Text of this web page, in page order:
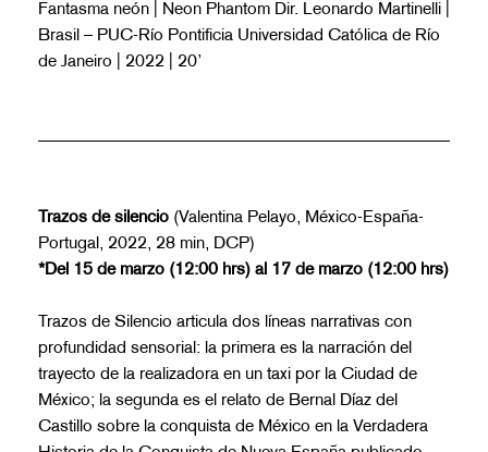
Fantasma neón | Neon Phantom Dir. Leonardo Martinelli |
Brasil – PUC-Río Pontificia Universidad Católica de Río
de Janeiro | 2022 | 20’
Trazos de silencio (Valentina Pelayo, México-España-
Portugal, 2022, 28 min, DCP)
*Del 15 de marzo (12:00 hrs) al 17 de marzo (12:00 hrs)
Trazos de Silencio articula dos líneas narrativas con
profundidad sensorial: la primera es la narración del
trayecto de la realizadora en un taxi por la Ciudad de
México; la segunda es el relato de Bernal Díaz del
Castillo sobre la conquista de México en la Verdadera